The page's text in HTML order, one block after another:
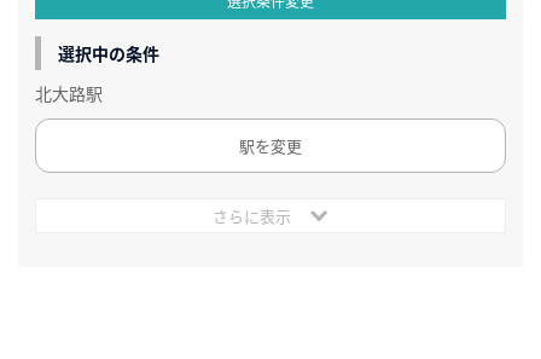
選択中の条件
北大路駅
駅を変更
さらに表示